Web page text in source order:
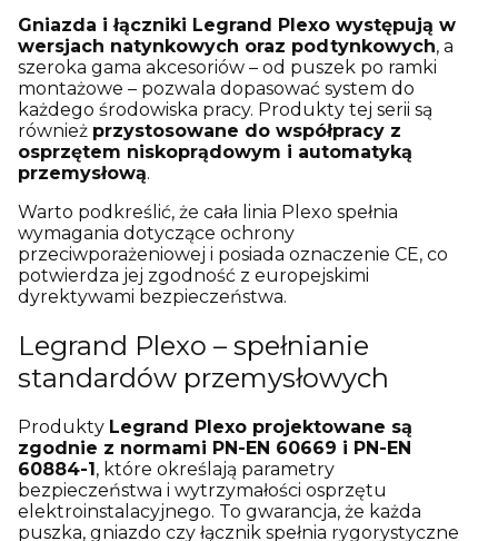
Gniazda i łączniki Legrand Plexo występują w
wersjach natynkowych oraz podtynkowych, a
szeroka gama akcesoriów – od puszek po ramki
montażowe – pozwala dopasować system do
każdego środowiska pracy. Produkty tej serii są
również przystosowane do współpracy z
osprzętem niskoprądowym i automatyką
przemysłową.
Warto podkreślić, że cała linia Plexo spełnia
wymagania dotyczące ochrony
przeciwporażeniowej i posiada oznaczenie CE, co
potwierdza jej zgodność z europejskimi
dyrektywami bezpieczeństwa.
Legrand Plexo – spełnianie
standardów przemysłowych
Produkty Legrand Plexo projektowane są
zgodnie z normami PN-EN 60669 i PN-EN
60884-1, które określają parametry
bezpieczeństwa i wytrzymałości osprzętu
elektroinstalacyjnego. To gwarancja, że każda
puszka, gniazdo czy łącznik spełnia rygorystyczne